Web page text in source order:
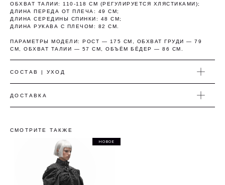
ОБХВАТ ТАЛИИ: 110-118 СМ (РЕГУЛИРУЕТСЯ ХЛЯСТИКАМИ);
ДЛИНА ПЕРЕДА ОТ ПЛЕЧА: 49 СМ;
ДЛИНА СЕРЕДИНЫ СПИНКИ: 48 СМ;
ДЛИНА РУКАВА С ПЛЕЧОМ: 82 СМ.
ПАРАМЕТРЫ МОДЕЛИ: РОСТ — 175 СМ, ОБХВАТ ГРУДИ — 79
СМ, ОБХВАТ ТАЛИИ — 57 СМ, ОБЪЁМ БЁДЕР — 86 СМ.
СОСТАВ | УХОД
ДОСТАВКА
СМОТРИТЕ ТАКЖЕ
НОВОЕ
Без комиссий и переплат
Как обычная оплата картой
Понятно